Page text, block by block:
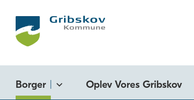
Borger Oplev Vores Gribskov